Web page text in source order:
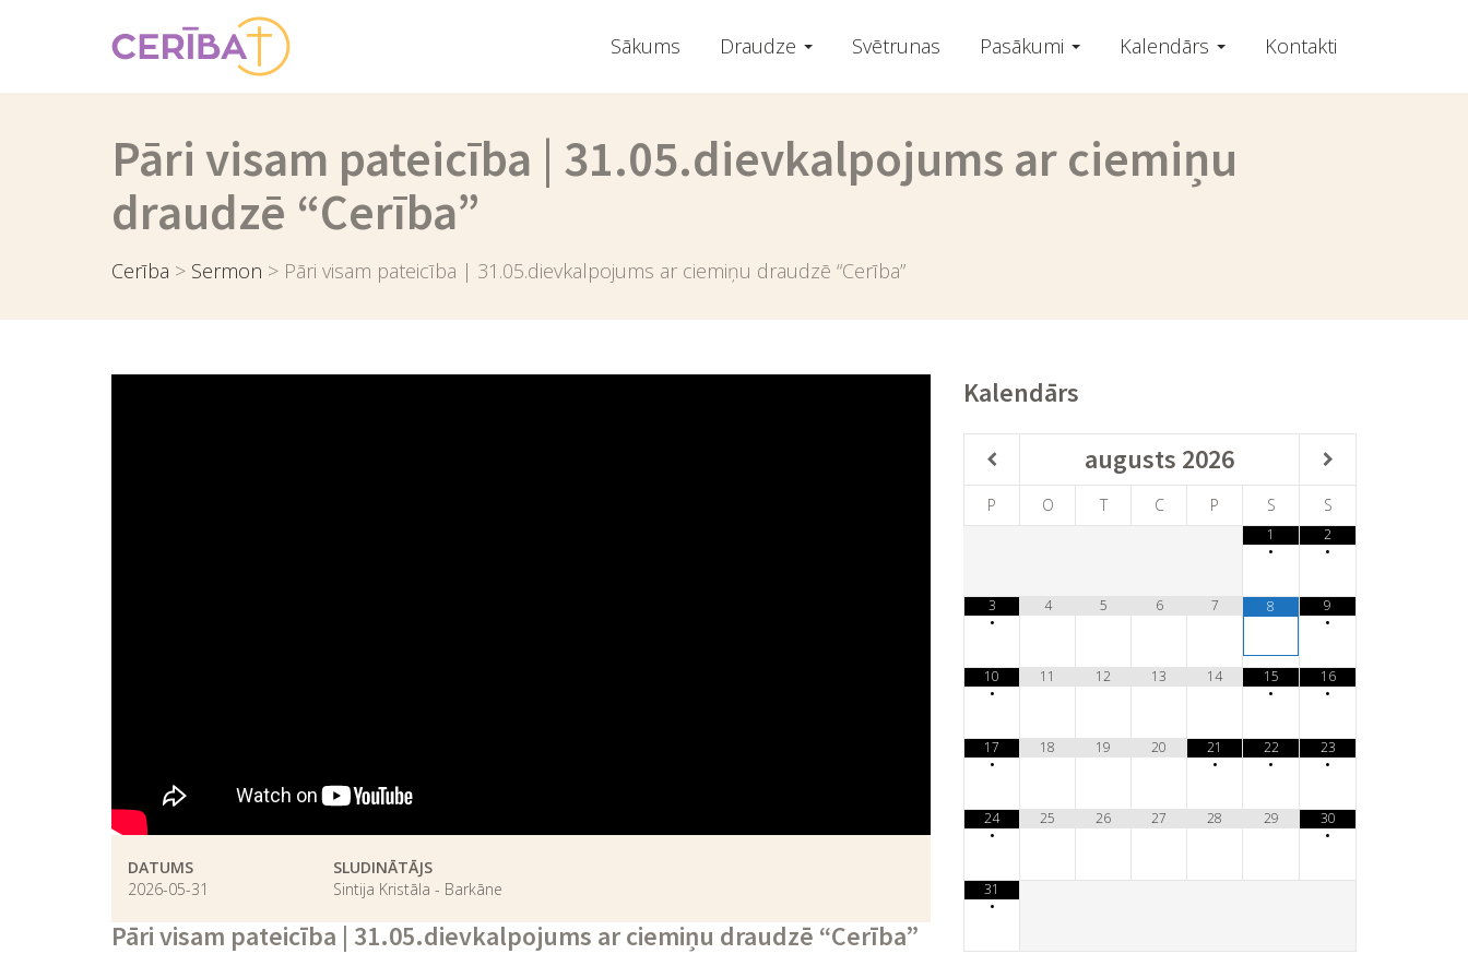
Sākums Draudze Svētrunas Pasākumi Kalendārs Kontakti
Pāri visam pateicība | 31.05.dievkalpojums ar ciemiņu
draudzē “Cerība”
Cerība > Sermon > Pāri visam pateicība | 31.05.dievkalpojums ar ciemiņu draudzē “Cerība”
DATUMS
2026-05-31
SLUDINĀTĀJS
Sintija Kristāla - Barkāne
Pāri visam pateicība | 31.05.dievkalpojums ar ciemiņu draudzē “Cerība”
Kalendārs
augusts 2026
P O T C P S S
1
•
2
•
3
•
4 5 6 7 8
9
•
10
•
11 12 13 14
15
•
16
•
17
•
18 19 20
21
•
22
•
23
•
24
•
25 26 27 28 29
30
•
31
•